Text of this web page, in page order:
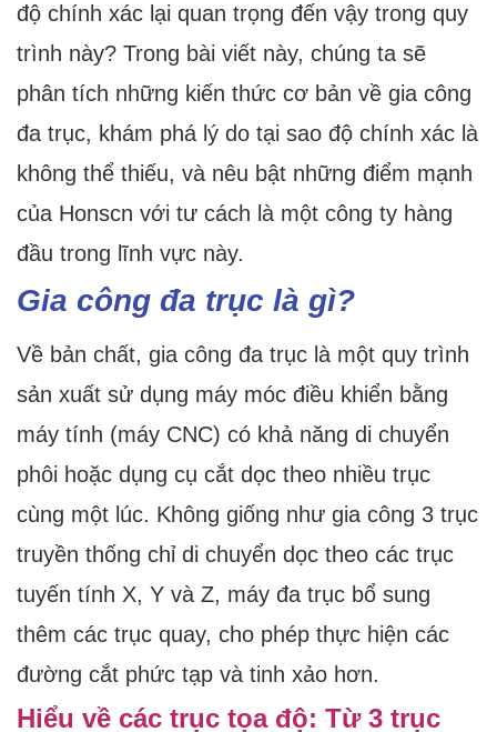
độ chính xác lại quan trọng đến vậy trong quy
trình này? Trong bài viết này, chúng ta sẽ
phân tích những kiến ​​thức cơ bản về gia công
đa trục, khám phá lý do tại sao độ chính xác là
không thể thiếu, và nêu bật những điểm mạnh
của Honscn với tư cách là một công ty hàng
đầu trong lĩnh vực này.
Gia công đa trục là gì?
Về bản chất, gia công đa trục là một quy trình
sản xuất sử dụng máy móc điều khiển bằng
máy tính (máy CNC) có khả năng di chuyển
phôi hoặc dụng cụ cắt dọc theo nhiều trục
cùng một lúc. Không giống như gia công 3 trục
truyền thống chỉ di chuyển dọc theo các trục
tuyến tính X, Y và Z, máy đa trục bổ sung
thêm các trục quay, cho phép thực hiện các
đường cắt phức tạp và tinh xảo hơn.
Hiểu về các trục tọa độ: Từ 3 trục